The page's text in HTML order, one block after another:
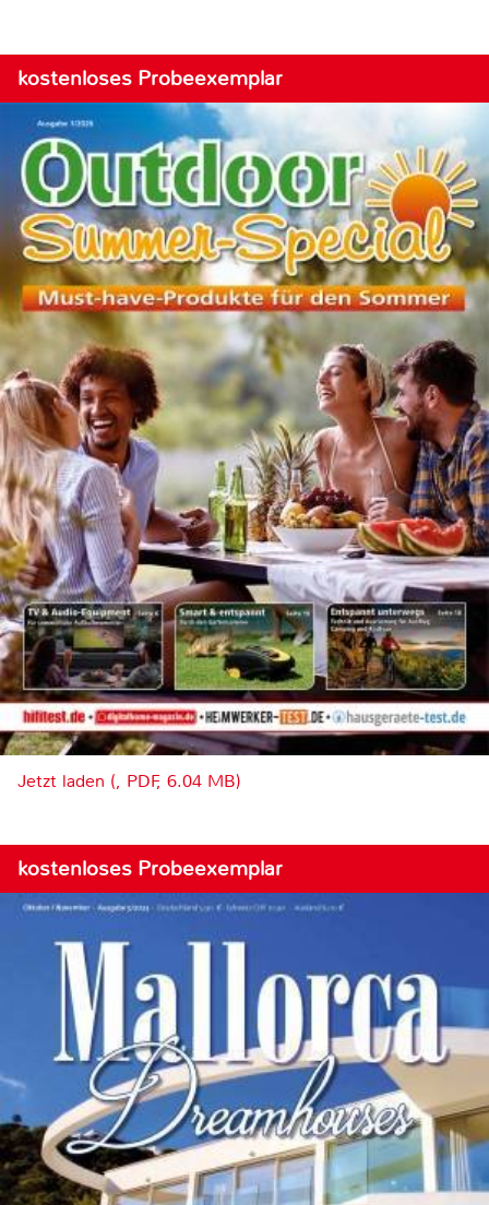
kostenloses Probeexemplar
Jetzt laden (, PDF, 6.04 MB)
kostenloses Probeexemplar